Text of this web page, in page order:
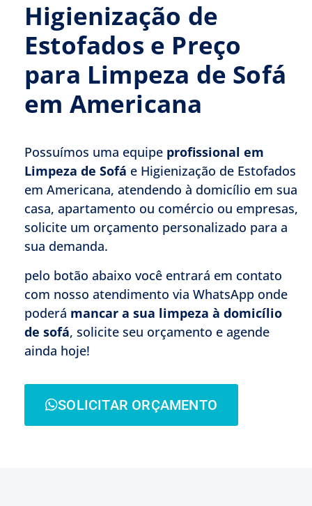
Higienização de
Estofados e Preço
para Limpeza de Sofá
em Americana
Possuímos uma equipe profissional em
Limpeza de Sofá e Higienização de Estofados
em Americana, atendendo à domicílio em sua
casa, apartamento ou comércio ou empresas,
solicite um orçamento personalizado para a
sua demanda.
pelo botão abaixo você entrará em contato
com nosso atendimento via WhatsApp onde
poderá mancar a sua limpeza à domicílio
de sofá, solicite seu orçamento e agende
ainda hoje!
SOLICITAR ORÇAMENTO